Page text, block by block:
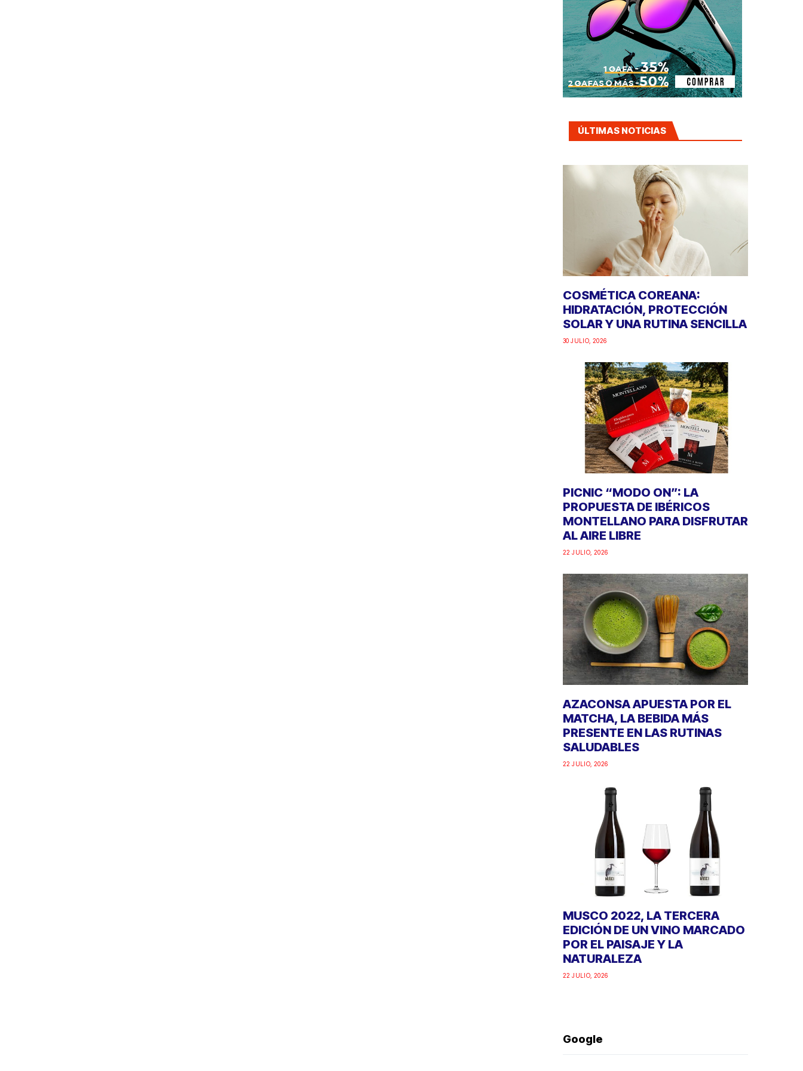
ÚLTIMAS NOTICIAS
COSMÉTICA COREANA:
HIDRATACIÓN, PROTECCIÓN
SOLAR Y UNA RUTINA SENCILLA
30 JULIO, 2026
PICNIC “MODO ON”: LA
PROPUESTA DE IBÉRICOS
MONTELLANO PARA DISFRUTAR
AL AIRE LIBRE
22 JULIO, 2026
AZACONSA APUESTA POR EL
MATCHA, LA BEBIDA MÁS
PRESENTE EN LAS RUTINAS
SALUDABLES
22 JULIO, 2026
MUSCO 2022, LA TERCERA
EDICIÓN DE UN VINO MARCADO
POR EL PAISAJE Y LA
NATURALEZA
22 JULIO, 2026
Google